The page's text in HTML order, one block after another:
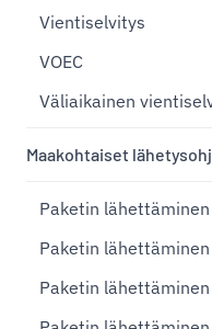
Vientiselvitys
VOEC
Väliaikainen
Maakohtaiset
Paketin
Paketin
Paketin